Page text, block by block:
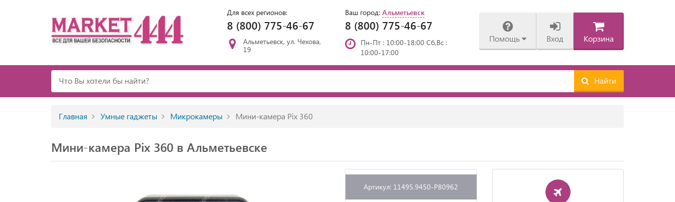
Для всех регионов:
8 (800) 775-46-67
Ваш город: Альметьевск
8 (800) 775-46-67
Альметьевск, ул. Чехова,
19
Пн-Пт : 10:00-18:00 Сб,Вс :
10:00-17:00
Помощь Вход Корзина
Найти
Главная Умные гаджеты Микрокамеры Мини-камера Pix 360
Мини-камера Pix 360 в Альметьевске
Артикул: 11495.9450-P80962